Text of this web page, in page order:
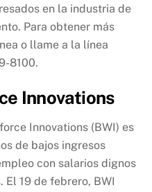
en la industria de
Para obtener más
o llame a la línea
8100.
Innovations
Innovations (BWI) es
de bajos ingresos
con salarios dignos
19 de febrero, BWI